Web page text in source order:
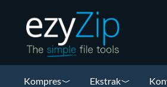
Kompres Ekstrak